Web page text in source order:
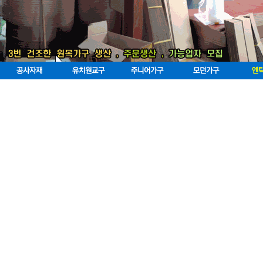
공사자재 유치원교구 주니어가구 모던가구 엔